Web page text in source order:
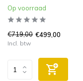
Op voorraad
€719,00 €499,00
Incl. btw